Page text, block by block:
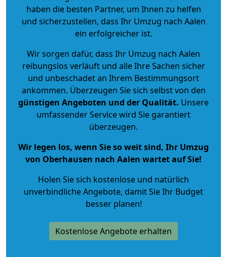
haben die besten Partner, um Ihnen zu helfen
und sicherzustellen, dass Ihr Umzug nach Aalen
ein erfolgreicher ist.
Wir sorgen dafür, dass Ihr Umzug nach Aalen
reibungslos verläuft und alle Ihre Sachen sicher
und unbeschadet an Ihrem Bestimmungsort
ankommen. Überzeugen Sie sich selbst von den
günstigen Angeboten und der Qualität. Unsere
umfassender Service wird Sie garantiert
überzeugen.
Wir legen los, wenn Sie so weit sind, Ihr Umzug
von Oberhausen nach Aalen wartet auf Sie!
Holen Sie sich kostenlose und natürlich
unverbindliche Angebote, damit Sie Ihr Budget
besser planen!
Kostenlose Angebote erhalten